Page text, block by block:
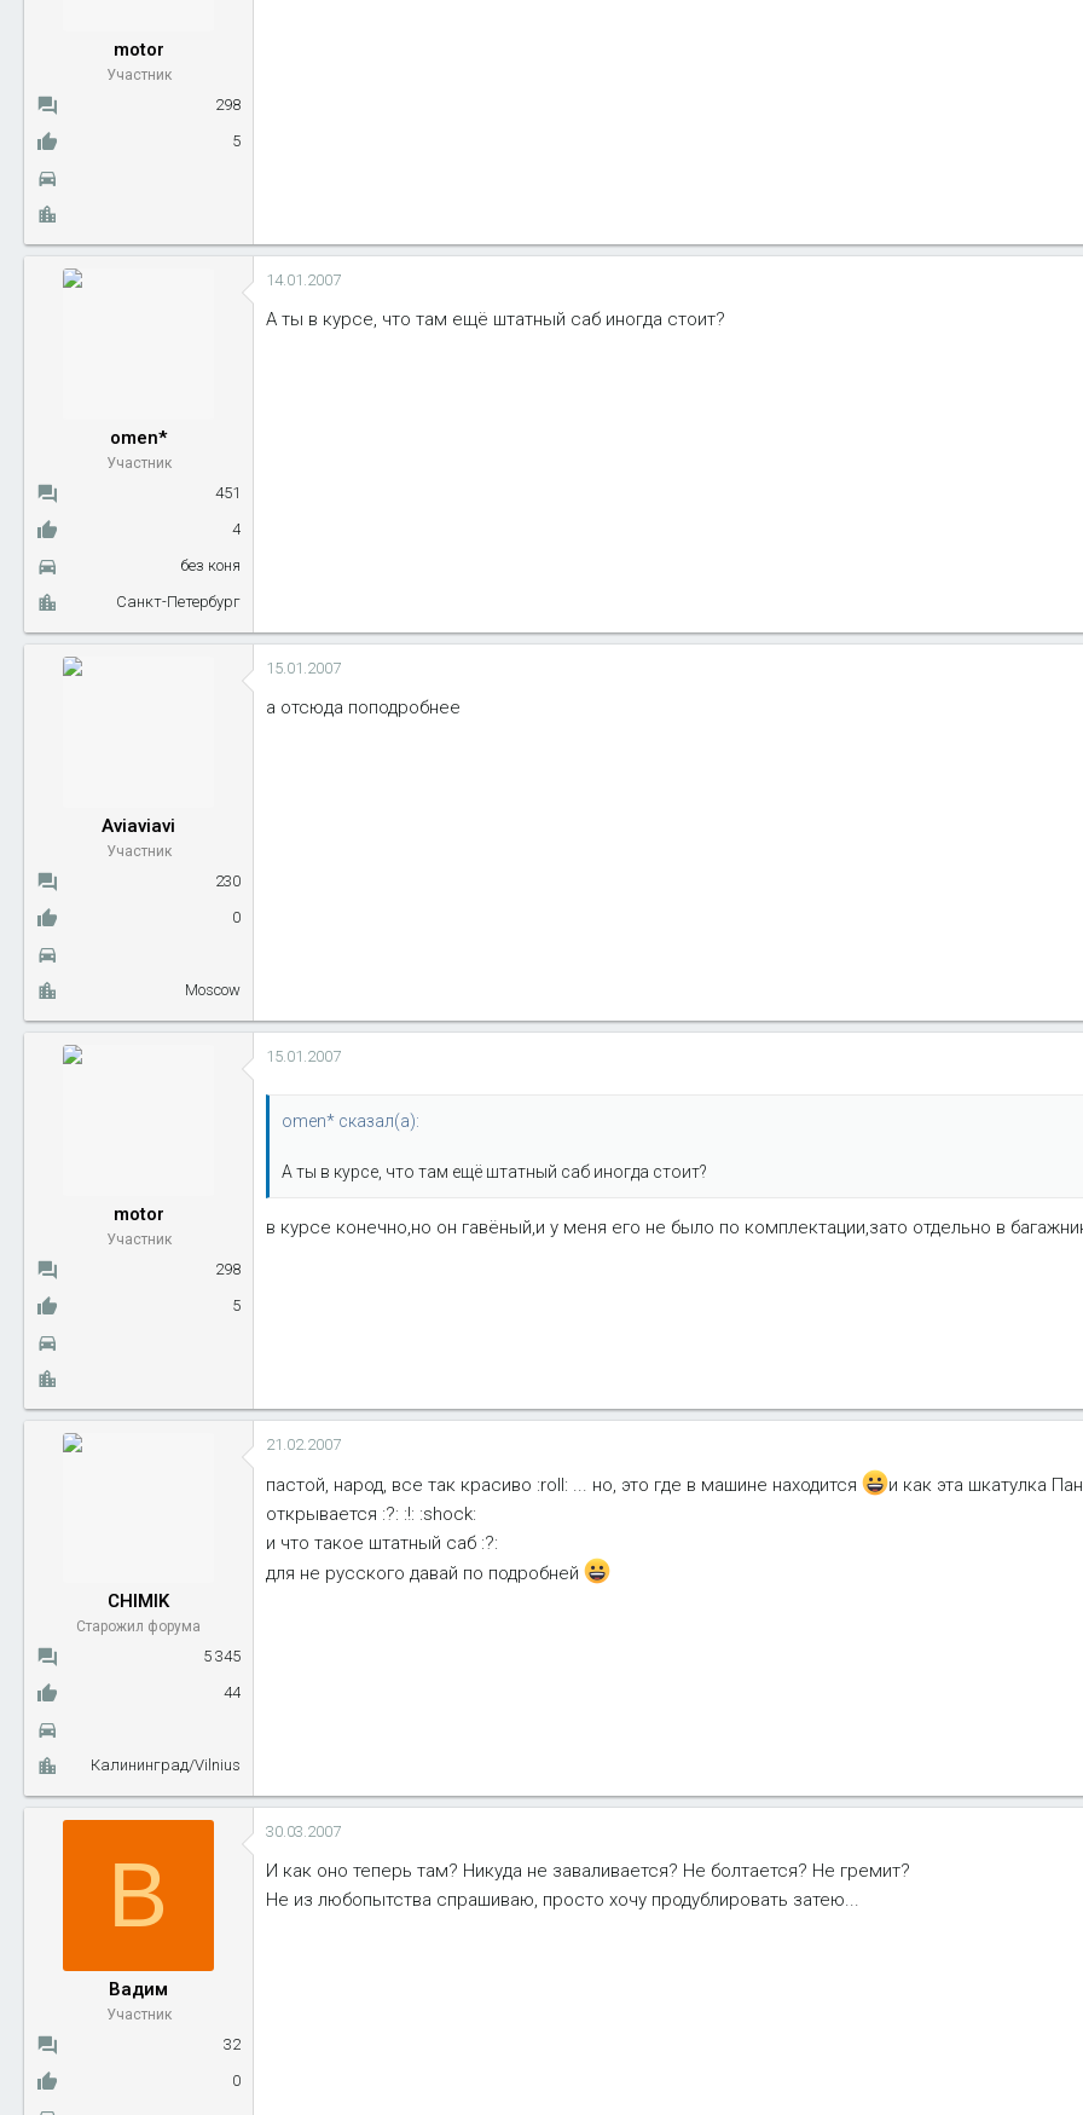
motor
Участник
298
5
omen*
Участник
451
4
без коня
Санкт-Петербург
14.01.2007
А ты в курсе, что там ещё штатный саб иногда стоит?
Aviaviavi
Участник
230
0
Moscow
15.01.2007
а отсюда поподробнее
motor
Участник
298
5
15.01.2007
omen* сказал(а):
А ты в курсе, что там ещё штатный саб иногда стоит?
в курсе конечно,но он гавёный,и у меня его не было по комплектации,зато отдельно в
CHIMIK
Старожил форума
5 345
44
Калининград/Vilnius
21.02.2007
пастой, народ, все так красиво :roll: ... но, это где в машине находится
и как эта шкатулка
открывается :?: :!: :shock:
и что такое штатный саб :?:
для не русского давай по подробней
В
Вадим
Участник
32
0
30.03.2007
И как оно теперь там? Никуда не заваливается? Не болтается? Не гремит?
Не из любопытства спрашиваю, просто хочу продублировать затею...